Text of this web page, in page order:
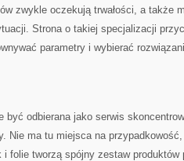
zwykle oczekują trwałości, a także
Strona o takiej specjalizacji
parametry i wybierać
być odbierana jako serwis
Nie ma tu miejsca na
i folie tworzą spójny zestaw